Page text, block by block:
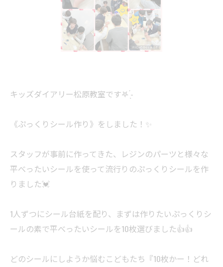
キッズダイアリー松原教室です‎𖤐 ̖́-‬
《ぷっくりシール作り》をしました！✨️
スタッフが事前に作ってきた、レジンのパーツと様々な
平べったいシールを使って流行りのぷっくりシールを作
りました💓
1人ずつにシール台紙を配り、まずは作りたいぷっくりシ
ールの素で平べったいシールを10枚選びました👍👍
どのシールにしようか悩むこどもたち『10枚かー！どれ